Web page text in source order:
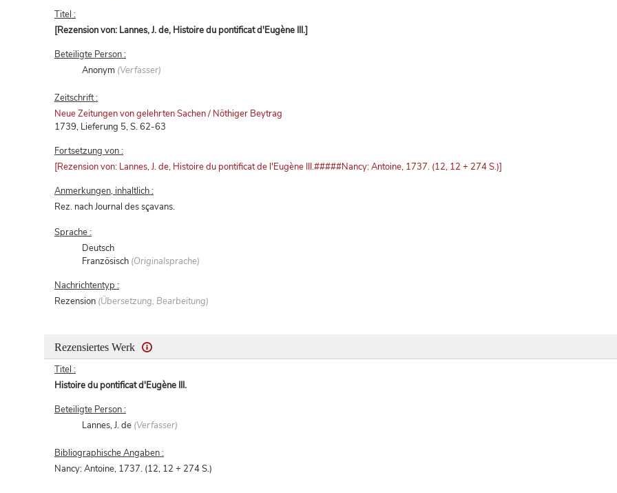
Titel :
[Rezension von: Lannes, J. de, Histoire du pontificat d'Eugène III.]
Beteiligte Person :
Anonym (Verfasser)
Zeitschrift :
Neue Zeitungen von gelehrten Sachen / Nöthiger Beytrag
1739, Lieferung 5, S. 62-63
Fortsetzung von :
[Rezension von: Lannes, J. de, Histoire du pontificat de l'Eugène III.#####Nancy: Antoine, 1737. (12, 12 + 274 S.)]
Anmerkungen, inhaltlich :
Rez. nach Journal des sçavans.
Sprache :
Deutsch
Französisch (Originalsprache)
Nachrichtentyp :
Rezension (Übersetzung, Bearbeitung)
Rezensiertes Werk
Titel :
Histoire du pontificat d'Eugène III.
Beteiligte Person :
Lannes, J. de (Verfasser)
Bibliographische Angaben :
Nancy: Antoine, 1737. (12, 12 + 274 S.)